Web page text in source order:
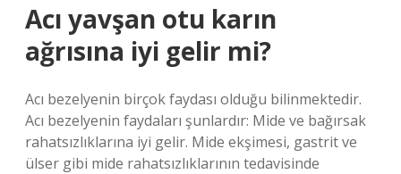
Acı yavşan otu karın
ağrısına iyi gelir mi?
Acı bezelyenin birçok faydası olduğu bilinmektedir.
Acı bezelyenin faydaları şunlardır: Mide ve bağırsak
rahatsızlıklarına iyi gelir. Mide ekşimesi, gastrit ve
ülser gibi mide rahatsızlıklarının tedavisinde